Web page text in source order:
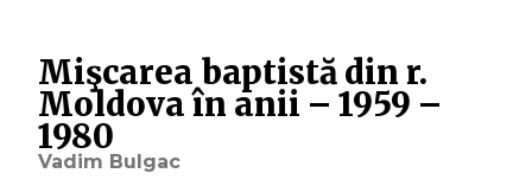
Mişcarea baptistă din r.
Moldova în anii – 1959 –
1980
Vadim Bulgac